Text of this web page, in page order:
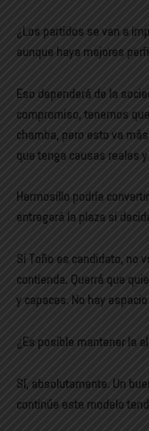
¿Los partidos se van a
aunque haya mejores
Eso dependerá de la
compromiso, tenemos
chamba, pero esto va
que tenga causas reales
Hermosillo podría
entregará la plaza si
Si Toño es candidato, no
contienda. Querrá que
y capaces. No hay
¿Es posible mantener la
Sí, absolutamente. Un
continúe este modelo